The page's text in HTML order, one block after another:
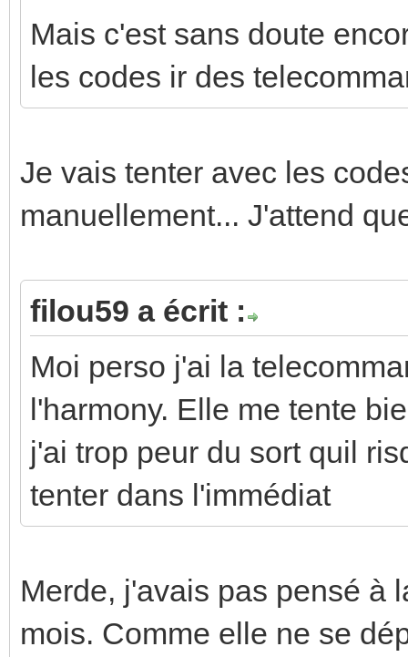
Mais c'est sans doute
les codes ir des
Je vais tenter avec les
manuellement... J'attend
filou59 a écrit :
Moi perso j'ai la
l'harmony. Elle me tente
j'ai trop peur du sort quil
tenter dans l'immédiat
Merde, j'avais pas pensé à
mois. Comme elle ne se